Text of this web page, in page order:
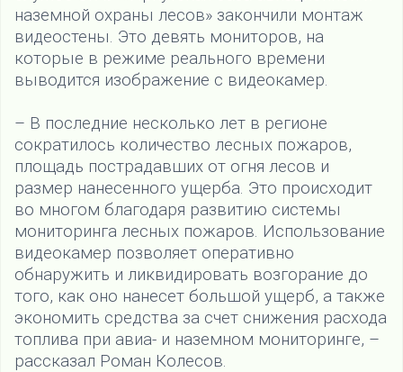
наземной охраны лесов» закончили монтаж
видеостены. Это девять мониторов, на
которые в режиме реального времени
выводится изображение с видеокамер.
– В последние несколько лет в регионе
сократилось количество лесных пожаров,
площадь пострадавших от огня лесов и
размер нанесенного ущерба. Это происходит
во многом благодаря развитию системы
мониторинга лесных пожаров. Использование
видеокамер позволяет оперативно
обнаружить и ликвидировать возгорание до
того, как оно нанесет большой ущерб, а также
экономить средства за счет снижения расхода
топлива при авиа- и наземном мониторинге, –
рассказал Роман Колесов.